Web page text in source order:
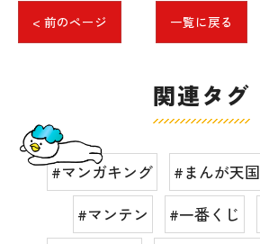
< 前のページ 一覧に戻る
関連タグ
#マンガキング #まんが天国
#マンテン
#一番くじ